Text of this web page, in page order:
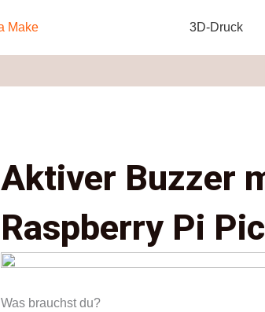
3D-Druck
Aktiver Buzzer
Raspberry Pi
Was brauchst du?